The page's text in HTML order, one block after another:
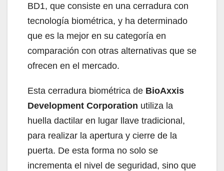
BD1, que consiste en una cerradura con
tecnología biométrica, y ha determinado
que es la mejor en su categoría en
comparación con otras alternativas que se
ofrecen en el mercado.
Esta cerradura biométrica de BioAxxis
Development Corporation utiliza la
huella dactilar en lugar llave tradicional,
para realizar la apertura y cierre de la
puerta. De esta forma no solo se
incrementa el nivel de seguridad, sino que